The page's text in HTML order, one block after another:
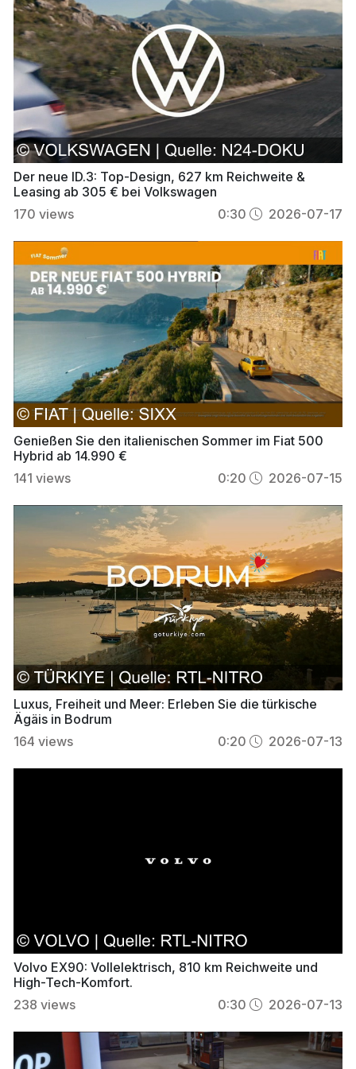
Der neue ID.3: Top-Design, 627 km Reichweite &
Leasing ab 305 € bei Volkswagen
170 views 0:30 2026-07-17
Genießen Sie den italienischen Sommer im Fiat 500
Hybrid ab 14.990 €
141 views 0:20 2026-07-15
Luxus, Freiheit und Meer: Erleben Sie die türkische
Ägäis in Bodrum
164 views 0:20 2026-07-13
Volvo EX90: Vollelektrisch, 810 km Reichweite und
High-Tech-Komfort.
238 views 0:30 2026-07-13